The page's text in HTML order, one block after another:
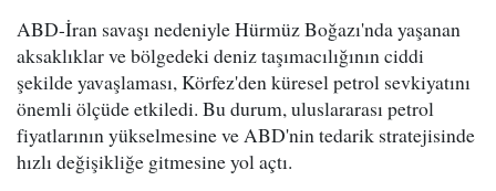
ABD-İran savaşı nedeniyle Hürmüz Boğazı'nda yaşanan
aksaklıklar ve bölgedeki deniz taşımacılığının ciddi
şekilde yavaşlaması, Körfez'den küresel petrol sevkiyatını
önemli ölçüde etkiledi. Bu durum, uluslararası petrol
fiyatlarının yükselmesine ve ABD'nin tedarik stratejisinde
hızlı değişikliğe gitmesine yol açtı.